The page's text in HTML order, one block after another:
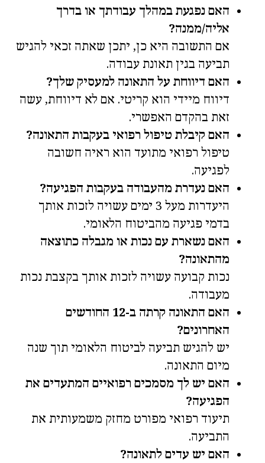
האם נפגעת במהלך עבודתך או בדרך
אליה/ממנה?
אם התשובה היא כן, יתכן שאתה זכאי להגיש
תביעה בגין תאונת עבודה.
האם דיווחת על התאונה למעסיק שלך?
דיווח מיידי הוא קריטי. אם לא דיווחת, עשה
זאת בהקדם האפשרי.
האם קיבלת טיפול רפואי בעקבות התאונה?
טיפול רפואי מתועד הוא ראיה חשובה
לפגיעה.
האם נעדרת מהעבודה בעקבות הפגיעה?
היעדרות מעל 3 ימים עשויה לזכות אותך
בדמי פגיעה מהביטוח הלאומי.
האם נשארת עם נכות או מגבלה כתוצאה
מהתאונה?
נכות קבועה עשויה לזכות אותך בקצבת נכות
מעבודה.
האם התאונה קרתה ב-12 החודשים
האחרונים?
יש להגיש תביעה לביטוח הלאומי תוך שנה
מיום התאונה.
האם יש לך מסמכים רפואיים המתעדים את
הפגיעה?
תיעוד רפואי מפורט מחזק משמעותית את
התביעה.
האם יש עדים לתאונה?